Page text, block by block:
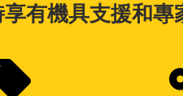
享有機具支援和專